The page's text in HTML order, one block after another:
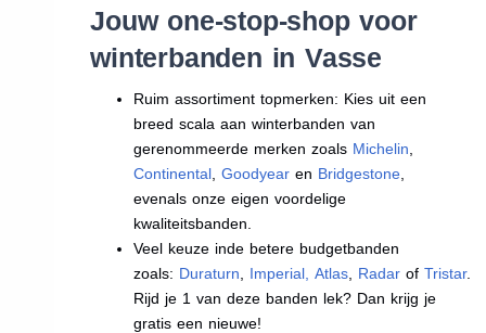
Jouw one-stop-shop voor
winterbanden in Vasse
Ruim assortiment topmerken: Kies uit een
breed scala aan winterbanden van
gerenommeerde merken zoals Michelin
Continental ,Goodyear en Bridgestone
evenals onze eigen voordelige
kwaliteitsbanden.
Veel keuze inde betere budgetbanden
zoals: Duraturn Imperial Atlas Radar ofTristar.
Rijd je 1 van deze banden lek? Dan krijg je
gratis een nieuwe!